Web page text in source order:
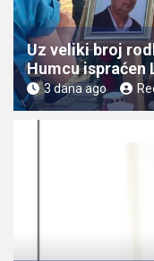
Uz veliki broj
Humcu ispraćen
3 dana ago